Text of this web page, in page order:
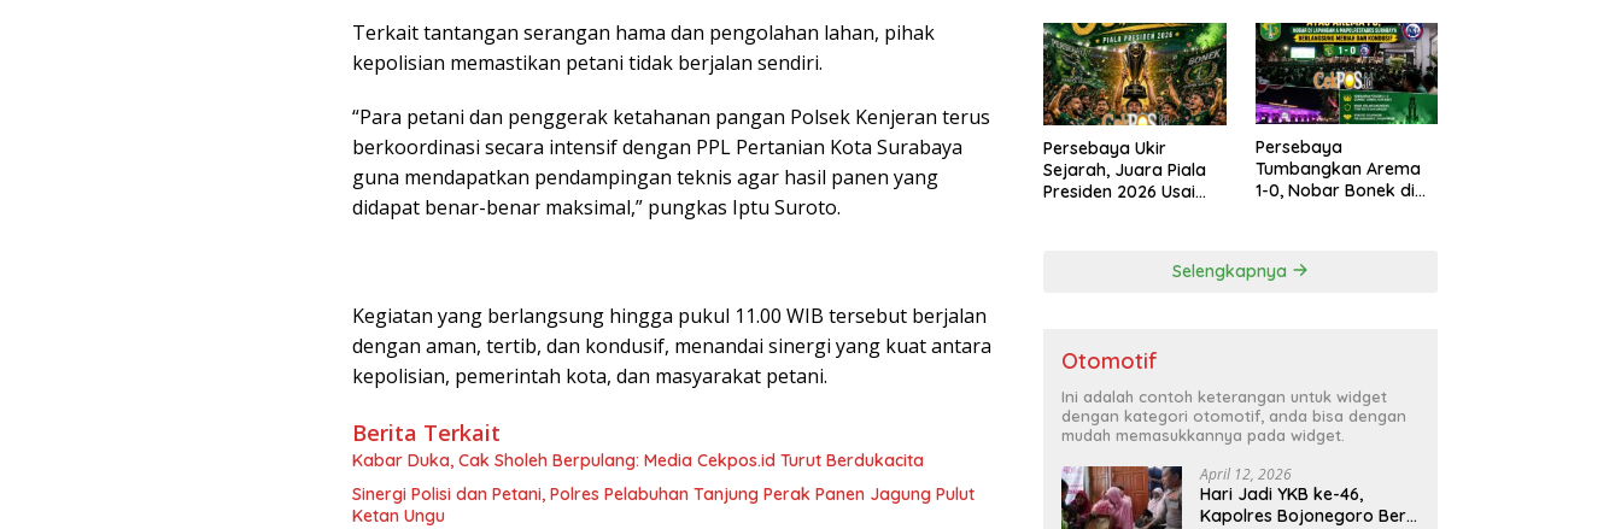
Terkait tantangan serangan hama dan pengolahan lahan, pihak
kepolisian memastikan petani tidak berjalan sendiri.
“Para petani dan penggerak ketahanan pangan Polsek Kenjeran terus
berkoordinasi secara intensif dengan PPL Pertanian Kota Surabaya
guna mendapatkan pendampingan teknis agar hasil panen yang
didapat benar-benar maksimal,” pungkas Iptu Suroto.
Kegiatan yang berlangsung hingga pukul 11.00 WIB tersebut berjalan
dengan aman, tertib, dan kondusif, menandai sinergi yang kuat antara
kepolisian, pemerintah kota, dan masyarakat petani.
Berita Terkait
Kabar Duka, Cak Sholeh Berpulang: Media Cekpos.id Turut Berdukacita
Sinergi Polisi dan Petani, Polres Pelabuhan Tanjung Perak Panen Jagung Pulut
Ketan Ungu
Persebaya Ukir
Sejarah, Juara Piala
Presiden 2026 Usai
Persebaya
Tumbangkan Arema
1-0, Nobar Bonek di
Selengkapnya
Otomotif
Ini adalah contoh keterangan untuk widget
dengan kategori otomotif, anda bisa dengan
mudah memasukkannya pada widget.
April 12, 2026
Hari Jadi YKB ke-46,
Kapolres Bojonegoro Beri